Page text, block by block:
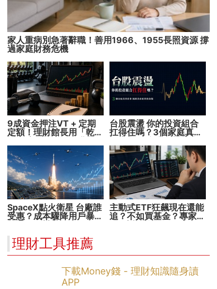
家人重病別急著辭職！善用1966、1955長照資源 撐
過家庭財務危機
9成資金押注VT + 定期
定額！理財館長用「乾淨
台股震盪 你的投資組合
扛得住嗎？3個家庭真實
傷
SpaceX點火衛星 台廠誰
受惠？成本驟降用戶暴增
主動式ETF狂飆現在還能
追？不如買基金？專家親
理財工具推薦
下載Money錢 - 理財知識隨身讀
APP